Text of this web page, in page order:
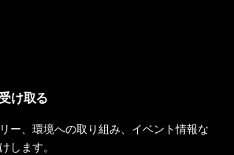
け取る
ー、環境への取り組み、イベント情報な
します。